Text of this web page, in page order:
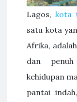
Lagos, kota
satu kota
Afrika,
dan
kehidupan
pantai